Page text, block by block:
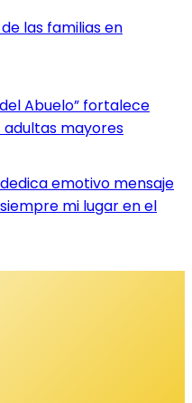
las familias en
Abuelo” fortalece
mayores
emotivo mensaje
mi lugar en el